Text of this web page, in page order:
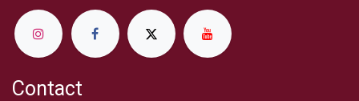
Contact